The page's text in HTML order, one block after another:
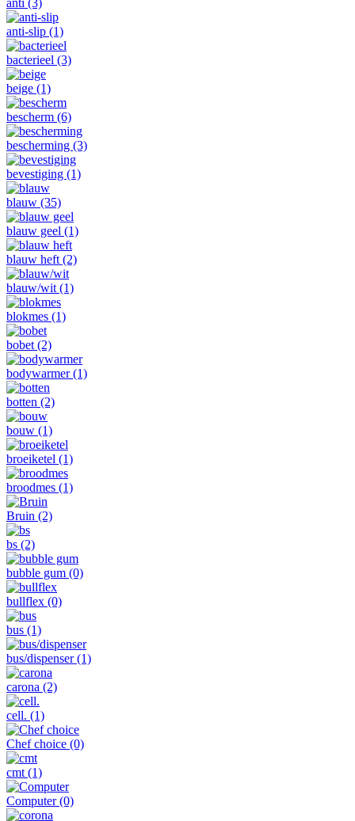
anti-slip (1)
bacterieel (3)
beige (1)
bescherm (6)
bescherming (3)
bevestiging (1)
blauw (35)
blauw geel (1)
blauw heft (2)
blauw/wit (1)
blokmes (1)
bobet (2)
bodywarmer(1)
botten (2)
bouw (1)
broeiketel (1)
broodmes (1)
Bruin (2)
bs (2)
bubble gum (0)
bullflex (0)
bus (1)
bus/dispenser(1)
carona (2)
cell. (1)
Chef choice (0)
cmt (1)
Computer(0)